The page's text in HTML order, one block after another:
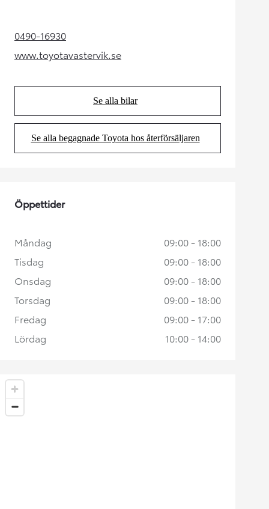
0490-16930(Opens in new tab)
www.toyotavastervik.se
(Opens in new tab)
Se alla bilar
(Opens in new tab)
Se alla begagnade Toyota hos återförsäljaren
(Opens in new tab)
Öppettider
Måndag
09:00 - 18:00
Tisdag
09:00 - 18:00
Onsdag
09:00 - 18:00
Torsdag
09:00 - 18:00
Fredag
09:00 - 17:00
Lördag
10:00 - 14:00